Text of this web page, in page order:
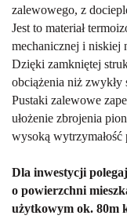
zalewowego, z
Jest to materiał
mechanicznej i niskiej
Dzięki zamkniętej
obciążenia niż zwykły
Pustaki zalewowe
ułożenie zbrojenia
wysoką wytrzymałość
Dla inwestycji
o powierzchni
użytkowym ok. 80m